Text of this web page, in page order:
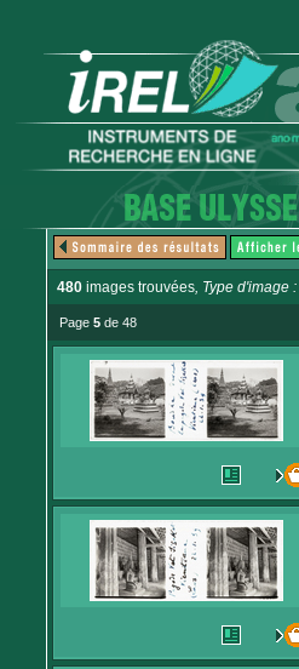
480 images trouvées, Type d'image :
Page 5 de 48